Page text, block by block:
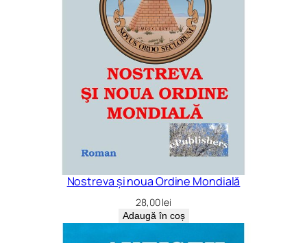
Nostreva și noua Ordine Mondială
28,00lei
Adaugă în coș